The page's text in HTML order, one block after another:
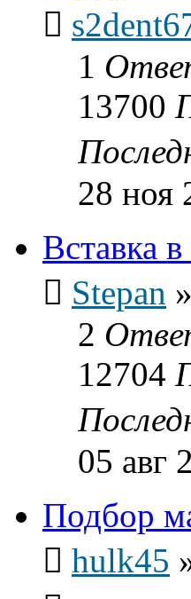
1
13700
28 ноя
Вставка
Stepan »
2
12704
05 авг
Подбор
hulk45